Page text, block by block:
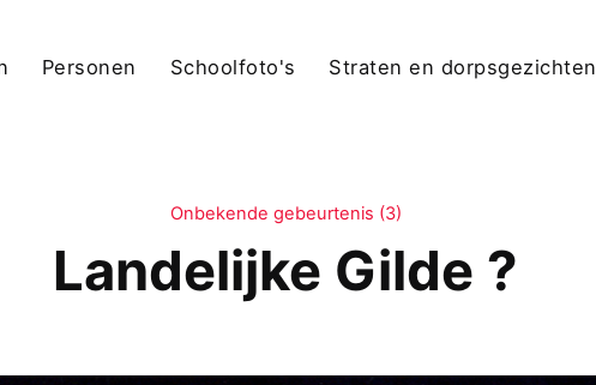
Personen Schoolfoto's Straten en dorpsgezichten
Onbekende gebeurtenis (3)
Landelijke Gilde ?